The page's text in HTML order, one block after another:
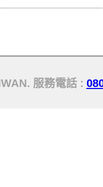
服務電話 :